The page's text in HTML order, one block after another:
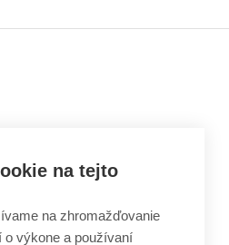
na tejto
na zhromažďovanie
o výkone a používaní